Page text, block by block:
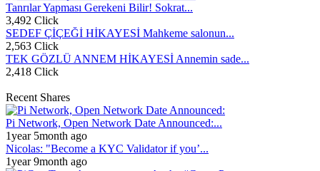
Tanrılar Yapması Gerekeni Bilir! Sokrat...
3,492 Click
SEDEF ÇİÇEĞİ HİKAYESİ Mahkeme salonun...
2,563 Click
TEK GÖZLÜ ANNEM HİKAYESİ Annemin sade...
2,418 Click
Recent Shares
Pi Network, Open Network Date Announced:...
1year 5month ago
Nicolas: "Become a KYC Validator if you’...
1year 9month ago